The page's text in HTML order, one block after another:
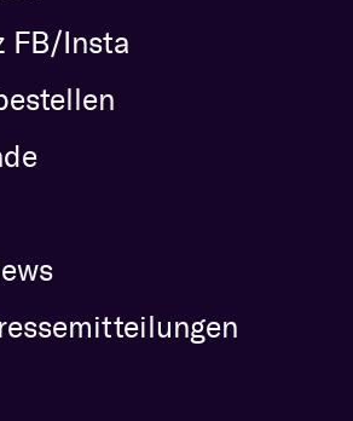
FB/Insta